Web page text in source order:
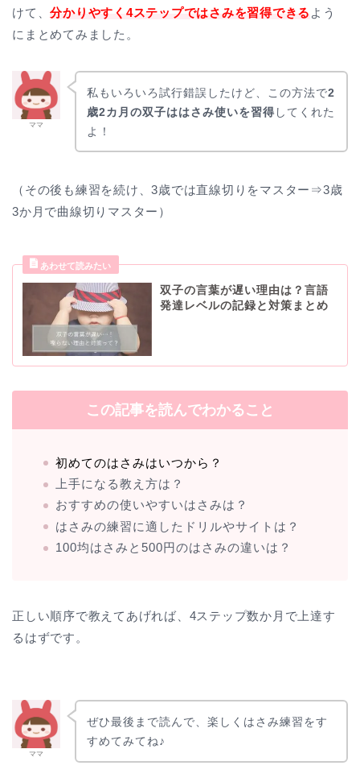
けて、分かりやすく4ステップではさみを習得できる よう
にまとめてみました。
ママ
私もいろいろ試行錯誤したけど、この方法で2
歳2カ月の双子ははさみ使いを習得 してくれた
よ！
（その後も練習を続け、3歳では直線切りをマスター⇒3歳
3か月で曲線切りマスター）
双子の言葉が遅い理由は？言語
発達レベルの記録と対策まとめ
この記事を読んでわかること
初めてのはさみはいつから？
上手になる教え方は？
おすすめの使いやすいはさみは？
はさみの練習に適したドリルやサイトは？
100均はさみと500円のはさみの違いは？
正しい順序で教えてあげれば、4ステップ数か月で上達す
るはずです。
ママ
ぜひ最後まで読んで、楽しくはさみ練習をす
すめてみてね♪